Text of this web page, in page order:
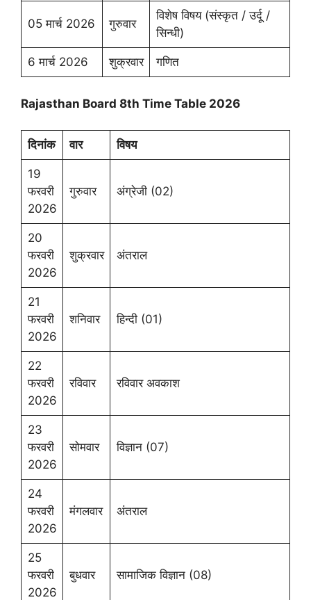
05 मार्च 2026 गुरुवार
विशेष विषय (संस्कृत / उर्दू /
सिन्धी)
6 मार्च 2026 शुक्रवार गणित
Rajasthan Board 8th Time Table 2026
दिनांक वार विषय
19
फरवरी
2026
गुरुवार अंग्रेजी (02)
20
फरवरी
2026
शुक्रवार अंतराल
21
फरवरी
2026
शनिवार हिन्दी (01)
22
फरवरी
2026
रविवार रविवार अवकाश
23
फरवरी
2026
सोमवार विज्ञान (07)
24
फरवरी
2026
मंगलवार अंतराल
25
फरवरी
2026
बुधवार सामाजिक विज्ञान (08)